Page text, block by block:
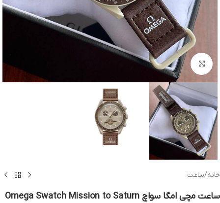
بزرگنمایی تصویر
خانه/ساعت
ساعت مچی امگا سواچ Omega Swatch Mission to Saturn